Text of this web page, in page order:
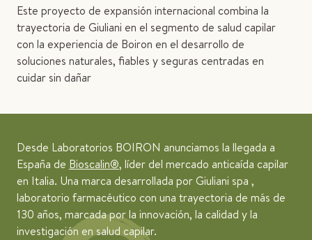
Este proyecto de expansión internacional combina la
trayectoria de Giuliani en el segmento de salud capilar
con la experiencia de Boiron en el desarrollo de
soluciones naturales, fiables y seguras centradas en
cuidar sin dañar
Desde Laboratorios BOIRON anunciamos la llegada a
España de Bioscalin®, líder del mercado anticaída capilar
en Italia. Una marca desarrollada por Giuliani spa ,
laboratorio farmacéutico con una trayectoria de más de
130 años, marcada por la innovación, la calidad y la
investigación en salud capilar.